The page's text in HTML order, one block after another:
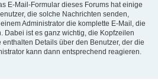
E-Mail-Formular dieses Forums hat einige
die solche Nachrichten senden,
Administrator die komplette E-Mail, die
Dabei ist es ganz wichtig, die Kopfzeilen
Details über den Benutzer, der die
kann dann entsprechend reagieren.